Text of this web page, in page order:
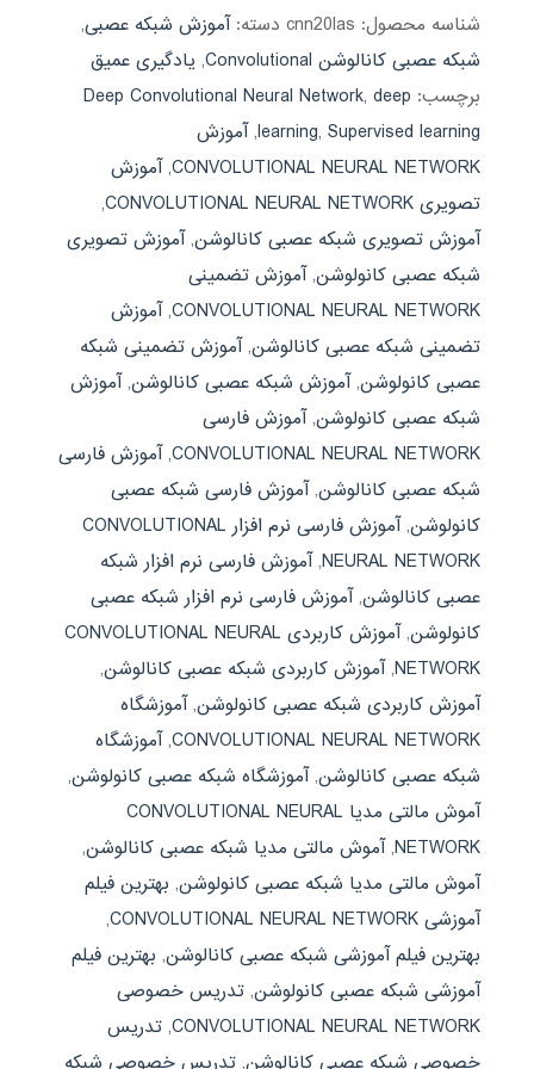
شناسه محصول: cnn20las دسته:آموزش شبکه عصبی,
شبکه عصبی کانالوشن Convolutional
, یادگیری عمیق
برچسب:
Deep Convolutional Neural Network,deep
learning,Supervised learning
,آموزش
CONVOLUTIONAL NEURAL NETWORK
,آموزش
تصویری CONVOLUTIONAL NEURAL NETWORK
,
آموزش تصویری شبکه عصبی کانالوشن,آموزش تصویری
شبکه عصبی کانولوشن,آموزش تضمینی
CONVOLUTIONAL NEURAL NETWORK
,آموزش
تضمینی شبکه عصبی کانالوشن,آموزش تضمینی شبکه
عصبی کانولوشن,آموزش شبکه عصبی کانالوشن,آموزش
شبکه عصبی کانولوشن,آموزش فارسی
CONVOLUTIONAL NEURAL NETWORK
,آموزش فارسی
شبکه عصبی کانالوشن,آموزش فارسی شبکه عصبی
کانولوشن,
آموزش فارسی نرم افزار CONVOLUTIONAL
NEURAL NETWORK
,آموزش فارسی نرم افزار شبکه
عصبی کانالوشن,آموزش فارسی نرم افزار شبکه عصبی
کانولوشن,
آموزش کاربردی CONVOLUTIONAL NEURAL
NETWORK
,آموزش کاربردی شبکه عصبی کانالوشن,
آموزش کاربردی شبکه عصبی کانولوشن,آموزشگاه
CONVOLUTIONAL NEURAL NETWORK
,آموزشگاه
شبکه عصبی کانالوشن,آموزشگاه شبکه عصبی کانولوشن,
آموش مالتی مدیا CONVOLUTIONAL NEURAL
NETWORK
,آموش مالتی مدیا شبکه عصبی کانالوشن,
آموش مالتی مدیا شبکه عصبی کانولوشن, بهترین فیلم
آموزشی CONVOLUTIONAL NEURAL NETWORK
,
بهترین فیلم آموزشی شبکه عصبی کانالوشن, بهترین فیلم
آموزشی شبکه عصبی کانولوشن, تدریس خصوصی
CONVOLUTIONAL NEURAL NETWORK
, تدریس
خصوصی شبکه عصبی کانالوشن, تدریس خصوصی شبکه